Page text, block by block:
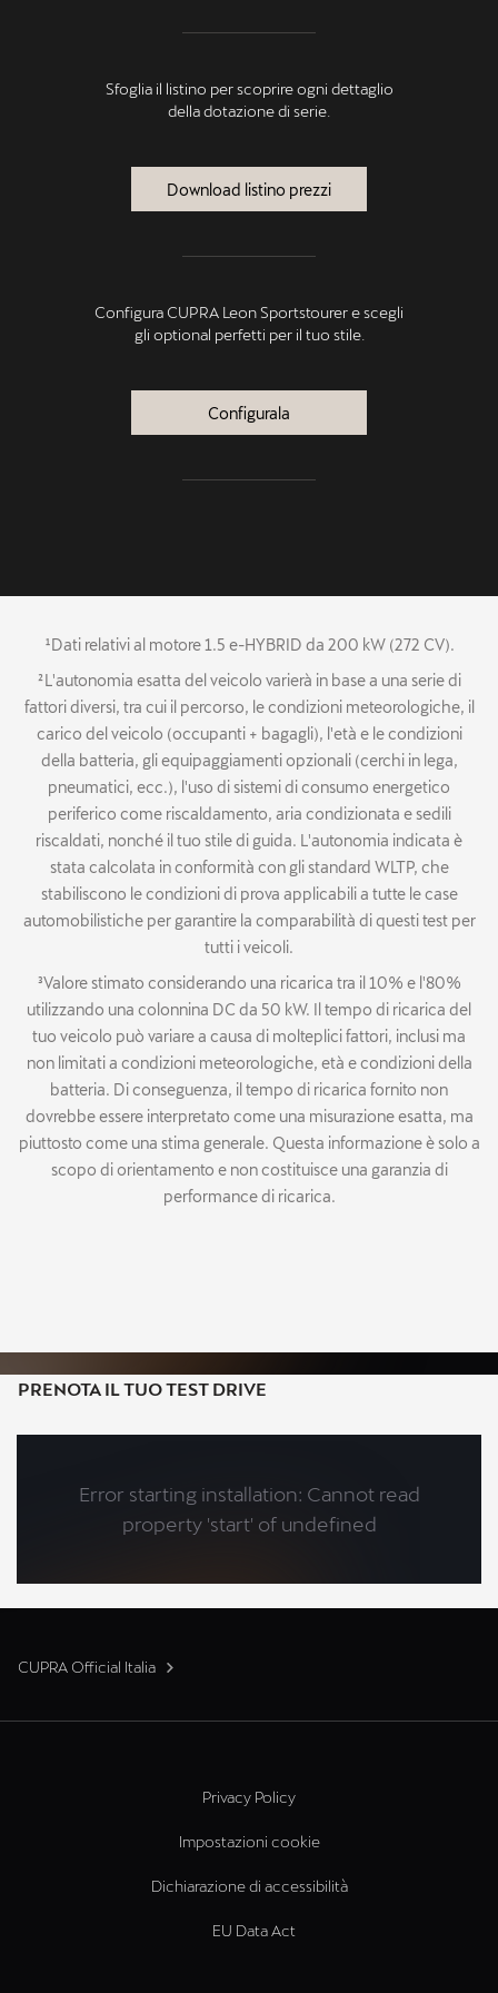
Sfoglia il listino per scoprire ogni dettaglio
della dotazione di serie.
Download listino prezzi
Configura CUPRA Leon Sportstourer e scegli
gli optional perfetti per il tuo stile.
Configurala
¹Dati relativi al motore 1.5 e-HYBRID da 200 kW (272 CV).
²L'autonomia esatta del veicolo varierà in base a una serie di
fattori diversi, tra cui il percorso, le condizioni meteorologiche, il
carico del veicolo (occupanti + bagagli), l'età e le condizioni
della batteria, gli equipaggiamenti opzionali (cerchi in lega,
pneumatici, ecc.), l'uso di sistemi di consumo energetico
periferico come riscaldamento, aria condizionata e sedili
riscaldati, nonché il tuo stile di guida. L'autonomia indicata è
stata calcolata in conformità con gli standard WLTP, che
stabiliscono le condizioni di prova applicabili a tutte le case
automobilistiche per garantire la comparabilità di questi test per
tutti i veicoli.
³Valore stimato considerando una ricarica tra il 10% e l'80%
utilizzando una colonnina DC da 50 kW. Il tempo di ricarica del
tuo veicolo può variare a causa di molteplici fattori, inclusi ma
non limitati a condizioni meteorologiche, età e condizioni della
batteria. Di conseguenza, il tempo di ricarica fornito non
dovrebbe essere interpretato come una misurazione esatta, ma
piuttosto come una stima generale. Questa informazione è solo a
scopo di orientamento e non costituisce una garanzia di
performance di ricarica.
PRENOTA IL TUO TEST DRIVE
CUPRA Official Italia
Privacy Policy
Impostazioni cookie
Dichiarazione di accessibilità
EU Data Act